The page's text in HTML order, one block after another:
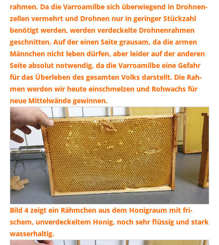
rah­men. Da die Var­roa­mil­be sich über­wie­gend in Droh­nen­
zel­len ver­mehrt und Droh­nen nur in gerin­ger Stück­zahl
benö­tigt wer­den, wer­den ver­de­ckel­te Droh­nen­rah­men
geschnit­ten. Auf der einen Sei­te grau­sam, da die armen
Männ­chen nicht leben dür­fen, aber lei­der auf der ande­ren
Sei­te abso­lut not­wen­dig, da die Var­roa­mil­be eine Gefahr
für das Über­le­ben des gesam­ten Volks dar­stellt. Die Rah­
men wer­den wir heu­te ein­schmel­zen und Roh­wachs für
neue Mit­tel­wän­de gewinnen.
Bild 4 zeigt ein Rähm­chen aus dem Honig­raum mit fri­
schem, unver­de­ckel­tem Honig, noch sehr flüs­sig und stark
wasserhaltig.